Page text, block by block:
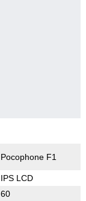
Pocophone F1
IPS LCD
60